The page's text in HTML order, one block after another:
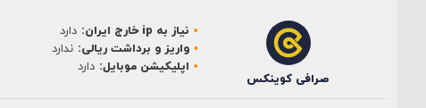
صرافی کوینکس
نیاز به ip خارج ایران:
دارد
واریز و برداشت ریالی: ندارد
اپلیکیشن موبایل: دارد